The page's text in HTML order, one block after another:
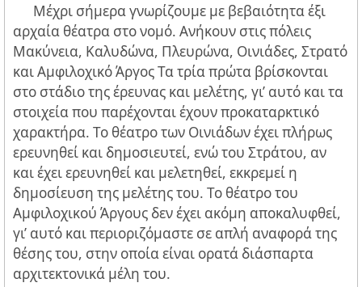
Μέχρι σήμερα γνωρίζουμε με βεβαιότητα έξι
αρχαία θέατρα στο νομό. Ανήκουν στις πόλεις
Μακύνεια, Καλυδώνα, Πλευρώνα, Οινιάδες, Στρατό
και Αμφιλοχικό Άργος Τα τρία πρώτα βρίσκονται
στο στάδιο της έρευνας και μελέτης, γι’ αυτό και τα
στοιχεία που παρέχονται έχουν προκαταρκτικό
χαρακτήρα. Το θέατρο των Οινιάδων έχει πλήρως
ερευνηθεί και δημοσιευτεί, ενώ του Στράτου, αν
και έχει ερευνηθεί και μελετηθεί, εκκρεμεί η
δημοσίευση της μελέτης του. Το θέατρο του
Αμφιλοχικού Άργους δεν έχει ακόμη αποκαλυφθεί,
γι’ αυτό και περιοριζόμαστε σε απλή αναφορά της
θέσης του, στην οποία είναι ορατά διάσπαρτα
αρχιτεκτονικά μέλη του.